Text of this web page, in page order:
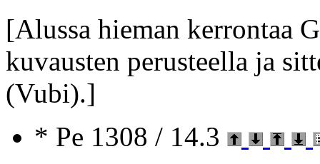
[Alussa hieman kerrontaa
kuvausten perusteella ja
(Vubi).]
* Pe 1308 / 14.3